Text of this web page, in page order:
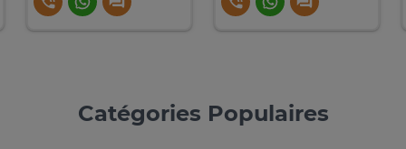
Catégories Populaires